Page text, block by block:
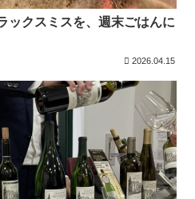
ックスミスを、週末ごはんに
2026.04.15